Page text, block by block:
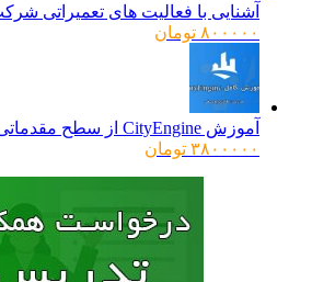
آشنایی با فعالیت های تعمیراتی شرکت
۸۰۰۰۰۰ تومان
آموزش CityEngine از سطح مقدماتی تا پیشرفته
۳۸۰۰۰۰۰ تومان